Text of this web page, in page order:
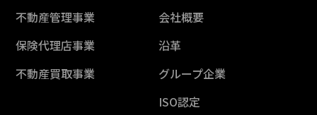
不動産管理事業
保険代理店事業
不動産買取事業
会社概要
沿革
グループ企業
ISO認定